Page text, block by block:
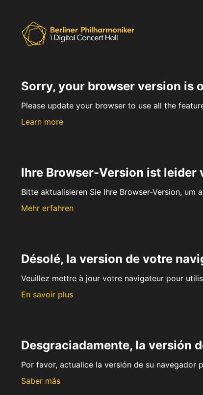
Sorry, your browser version is
Please update your browser to use all the
Learn more
Ihre Browser-Version ist leider
Bitte aktualisieren Sie Ihre Browser-Version,
Mehr erfahren
Désolé, la version de votre
Veuillez mettre à jour votre navigateur pour
En savoir plus
Desgraciadamente, la versión
Por favor, actualice la versión de su
Saber más